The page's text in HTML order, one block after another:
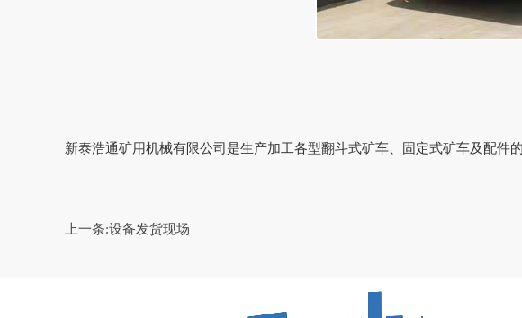
新泰浩通矿用机械有限公司是生产加工各型翻斗式矿车、固定式矿车及配件
上一条:设备发货现场